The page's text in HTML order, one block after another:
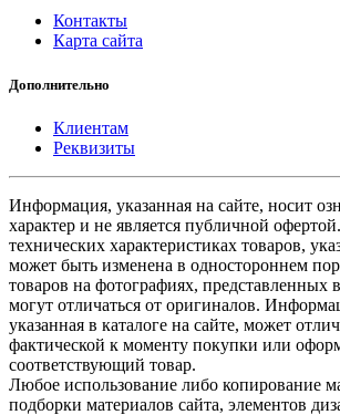
Контакты
Карта сайта
Дополнительно
Клиентам
Реквизиты
Информация, указанная на сайте, носит
характер и не является публичной
технических характеристиках товаров,
может быть изменена в одностороннем
товаров на фотографиях, представленных
могут отличаться от оригиналов.
указанная в каталоге на сайте, может
фактической к моменту покупки или
соответствующий товар.
Любое использование либо копирование
подборки материалов сайта, элементов